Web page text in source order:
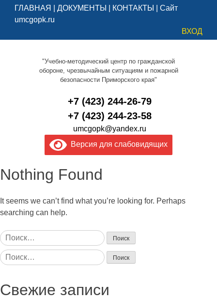
ГЛАВНАЯ ДОКУМЕНТЫ КОНТАКТЫ
Сайт
umcgopk.ru
ВХОД
"Учебно-методический центр по гражданской
обороне, чрезвычайным ситуациям и пожарной
безопасности Приморского края"
+7 (423) 244-26-79
+7 (423) 244-23-58
umcgopk@yandex.ru
Версия для слабовидящих
Nothing Found
It seems we can’t find what you’re looking for. Perhaps
searching can help.
Найти:
Найти:
Свежие записи